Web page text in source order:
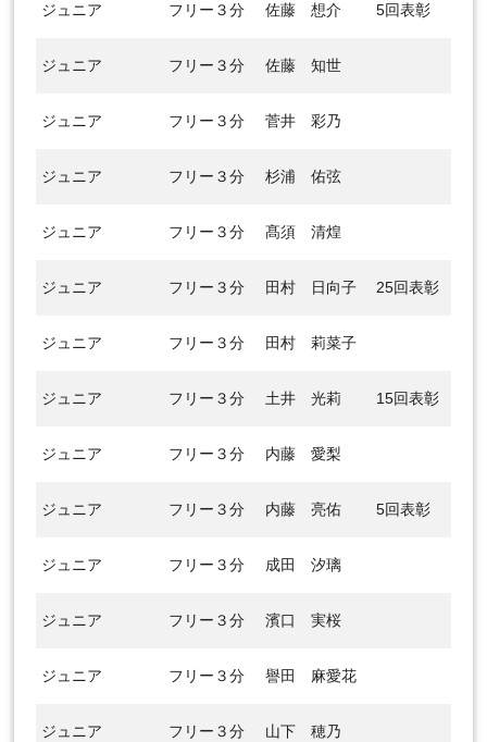
ジュニア フリー３分 佐藤 想介 5回表彰
ジュニア フリー３分 佐藤 知世
ジュニア フリー３分 菅井 彩乃
ジュニア フリー３分 杉浦 佑弦
ジュニア フリー３分 髙須 清煌
ジュニア フリー３分 田村 日向子 25回表彰
ジュニア フリー３分 田村 莉菜子
ジュニア フリー３分 土井 光莉 15回表彰
ジュニア フリー３分 内藤 愛梨
ジュニア フリー３分 内藤 亮佑 5回表彰
ジュニア フリー３分 成田 汐璃
ジュニア フリー３分 濱口 実桜
ジュニア フリー３分 譽田 麻愛花
ジュニア フリー３分 山下 穂乃